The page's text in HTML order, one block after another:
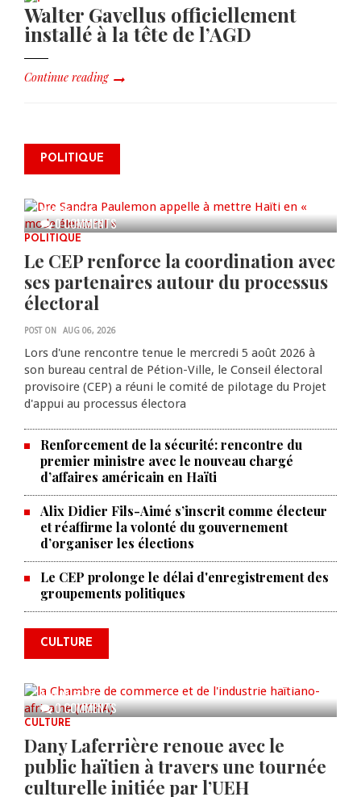
Walter Gavellus officiellement
installé à la tête de l’AGD
Continue reading
POLITIQUE
0 COMMENTS
mettre Haïti en « mode électoral
» à travers une vaste campagne
AUG 06, 2026
POLITIQUE
Le CEP renforce la coordination avec
ses partenaires autour du processus
électoral
POST ON AUG 06, 2026
Lors d'une rencontre tenue le mercredi 5 août 2026 à
son bureau central de Pétion-Ville, le Conseil électoral
provisoire (CEP) a réuni le comité de pilotage du Projet
d'appui au processus électora
Renforcement de la sécurité: rencontre du
premier ministre avec le nouveau chargé
d’affaires américain en Haïti
Alix Didier Fils-Aimé s’inscrit comme électeur
et réaffirme la volonté du gouvernement
d’organiser les élections
Le CEP prolonge le délai d'enregistrement des
groupements politiques
CULTURE
0 COMMENTS
La Chambre de commerce et de
l'industrie haïtiano-africaine
annonce des activités pour
commémorer le 235e
anniversaire de la cérémonie du
AUG 05, 2026
CULTURE
Dany Laferrière renoue avec le
public haïtien à travers une tournée
culturelle initiée par l’UEH